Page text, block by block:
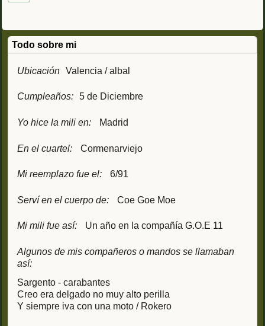
Todo sobre mi
Ubicación Valencia / albal
Cumpleaños: 5 de Diciembre
Yo hice la mili en: Madrid
En el cuartel: Cormenarviejo
Mi reemplazo fue el: 6/91
Serví en el cuerpo de: Coe Goe Moe
Mi mili fue así: Un año en la compañía G.O.E 11
Algunos de mis compañeros o mandos se llamaban
así:
Sargento - carabantes
Creo era delgado no muy alto perilla
Y siempre iva con una moto / Rokero